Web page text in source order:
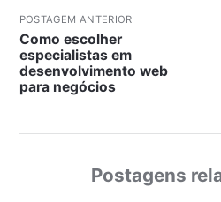
POSTAGEM ANTERIOR
Como escolher
especialistas em
desenvolvimento web
para negócios
Postagens